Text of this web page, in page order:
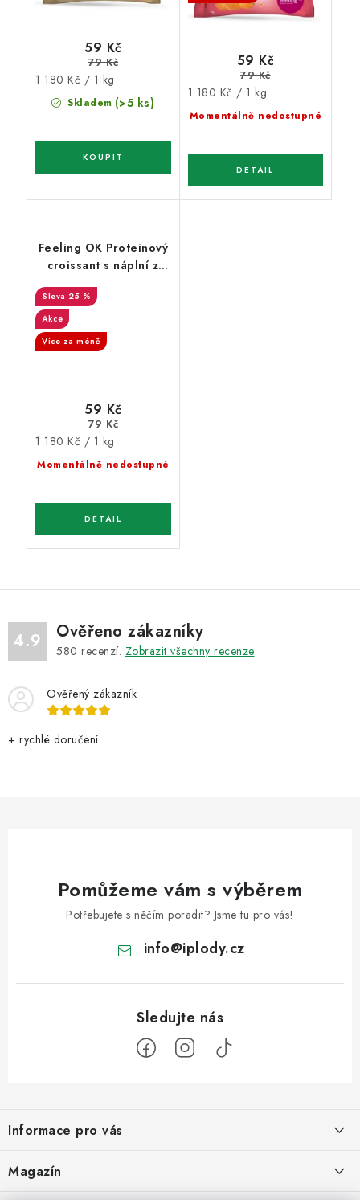
Skladem (>5 ks)
59 Kč
79 Kč
Měrná
cena:
1 180 Kč / 1 kg
Momentálně nedostupné
59 Kč
79 Kč
Měrná
cena:
1 180 Kč / 1 kg
Feeling OK Proteinový
croissant s náplní z
lesních plodů 50 g
25 %
Akce
Více za méně
Momentálně nedostupné
59 Kč
79 Kč
Měrná
cena:
1 180 Kč / 1 kg
4.9 Ověřeno zákazníky
580 recenzí. Zobrazit všechny recenze
Ověřený zákazník
+ rychlé doručení
Pomůžeme vám s výběrem
Potřebujete s něčím poradit? Jsme tu pro vás!
info@iplody.cz
p
a
Informace pro vás
Velkoobchod
Magazín